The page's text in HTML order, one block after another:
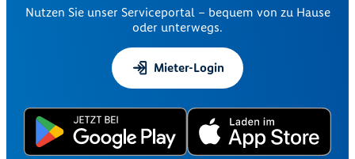
Nutzen Sie unser Serviceportal – bequem von zu Hause
oder unterwegs.
Mieter-Login